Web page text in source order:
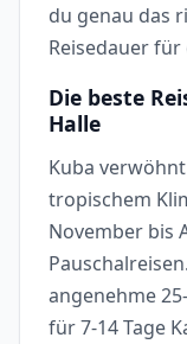
du genau das
Reisedauer für
Die beste
Halle
Kuba
tropischem
November bis
angenehme
für 7-14 Tage